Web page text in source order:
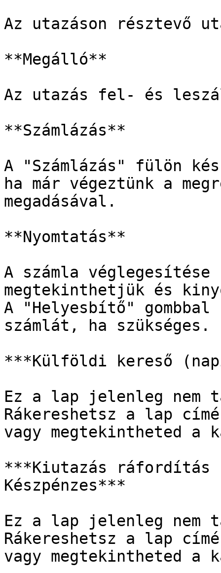
Az utazáson résztevő
**Megálló**
Az utazás fel- és
**Számlázás**
A "Számlázás" fülön
ha már végeztünk a
megadásával.
**Nyomtatás**
A számla
megtekinthetjük és
A "Helyesbítő"
számlát, ha szükséges.
***Külföldi kereső
Ez a lap jelenleg nem
Rákereshetsz a lap
vagy megtekintheted a
***Kiutazás ráfordítás
Készpénzes***
Ez a lap jelenleg nem
Rákereshetsz a lap
vagy megtekintheted a